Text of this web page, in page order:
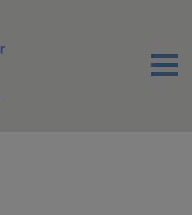
Menu